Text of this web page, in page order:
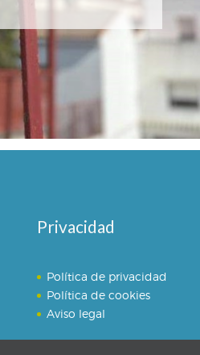
Privacidad
Política de privacidad
Política de cookies
Aviso legal